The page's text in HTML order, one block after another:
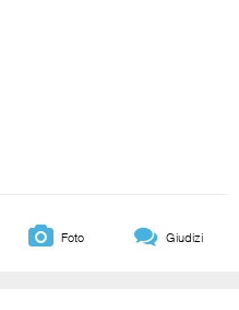
Foto Giudizi